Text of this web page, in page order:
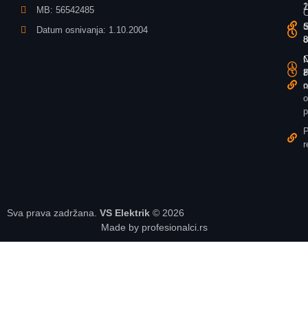
MB: 56542485
Datum osnivanja: 1.10.2004
Sva prava zadržana. VS Elektrik © 2026
Made by profesionalci.rs